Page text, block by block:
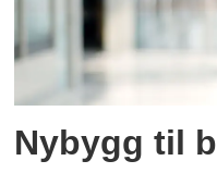
Nybygg til